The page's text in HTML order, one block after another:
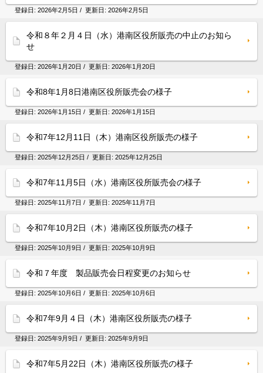
登録日: 2026年2月5日 / 更新日: 2026年2月5日
令和８年２月４日（水）港南区役所販売の中止のお知ら
せ
登録日: 2026年1月20日 / 更新日: 2026年1月20日
令和8年1月8日港南区役所販売会の様子
登録日: 2026年1月15日 / 更新日: 2026年1月15日
令和7年12月11日（木）港南区役所販売の様子
登録日: 2025年12月25日 / 更新日: 2025年12月25日
令和7年11月5日（水）港南区役所販売会の様子
登録日: 2025年11月7日 / 更新日: 2025年11月7日
令和7年10月2日（木）港南区役所販売の様子
登録日: 2025年10月9日 / 更新日: 2025年10月9日
令和７年度 製品販売会日程変更のお知らせ
登録日: 2025年10月6日 / 更新日: 2025年10月6日
令和7年9月４日（木）港南区役所販売の様子
登録日: 2025年9月9日 / 更新日: 2025年9月9日
令和7年5月22日（木）港南区役所販売の様子